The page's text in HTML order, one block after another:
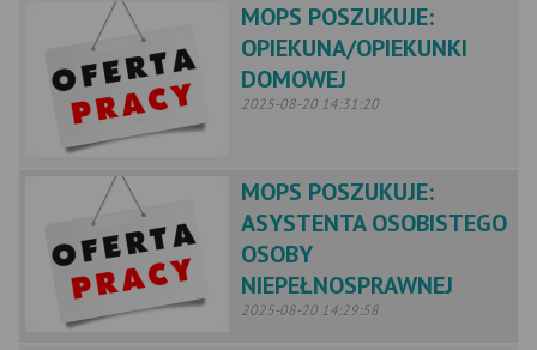
MOPS POSZUKUJE:
OPIEKUNA/OPIEKUNKI
DOMOWEJ
2025-08-20 14:31:20
MOPS POSZUKUJE:
ASYSTENTA OSOBISTEGO
OSOBY
NIEPEŁNOSPRAWNEJ
2025-08-20 14:29:58